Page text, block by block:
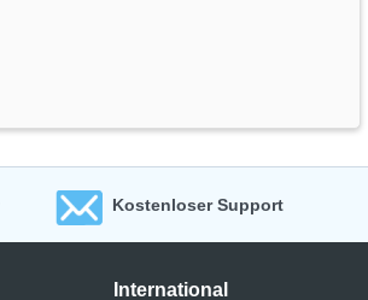
Kostenloser Support
International